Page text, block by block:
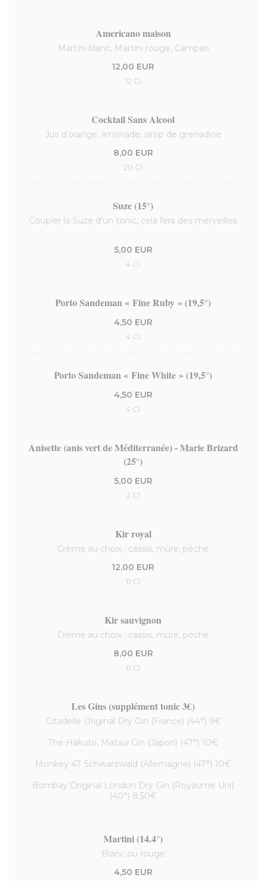
Americano maison
Martini blanc, Martini rouge, Campari
12,00 EUR
12 Cl
Cocktail Sans Alcool
Jus d’orange, limonade, sirop de grenadine
8,00 EUR
20 Cl
Suze (15°)
Coupler la Suze d’un tonic, cela fera des merveilles
..
5,00 EUR
4 Cl
Porto Sandeman « Fine Ruby » (19,5°)
4,50 EUR
4 Cl
Porto Sandeman « Fine White » (19,5°)
4,50 EUR
4 Cl
Anisette (anis vert de Méditerranée) - Marie Brizard
(25°)
5,00 EUR
2 Cl
Kir royal
Crème au choix : cassis, mûre, pêche
12,00 EUR
11 Cl
Kir sauvignon
Crème au choix : cassis, mûre, pêche
8,00 EUR
11 Cl
Les Gins (supplément tonic 3€)
Citadelle Original Dry Gin (France) (44°) 9€
The Hakuto, Matsui Gin (Japon) (47°) 10€
Monkey 47 Schwarzwald (Allemagne) (47°) 10€
Bombay Original London Dry Gin (Royaume Uni)
(40°) 8,50€
Martini (14.4°)
Blanc ou rouge
4,50 EUR